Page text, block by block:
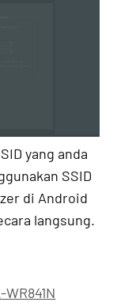
yang anda
SSID
di Android
langsung.